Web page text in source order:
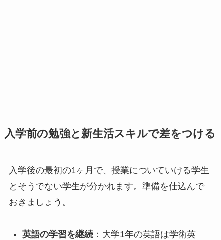
入学前の勉強と新生活スキルで差をつける
入学後の最初の1ヶ月で、授業についていける学生
とそうでない学生が分かれます。準備を仕込んで
おきましょう。
英語の学習を継続：大学1年の英語は学術英